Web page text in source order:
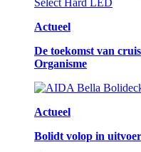
Actueel
De toekomst van
Organisme
Actueel
Bolidt volop in